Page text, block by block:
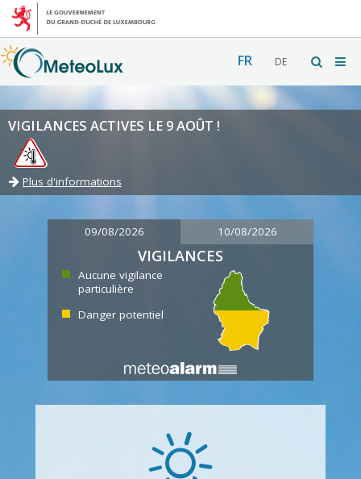
FR DE
VIGILANCES ACTIVES LE 9 AOÛT !
Plus d'informations
09/08/2026 10/08/2026
VIGILANCES
Aucune vigilance
particulière
Danger potentiel